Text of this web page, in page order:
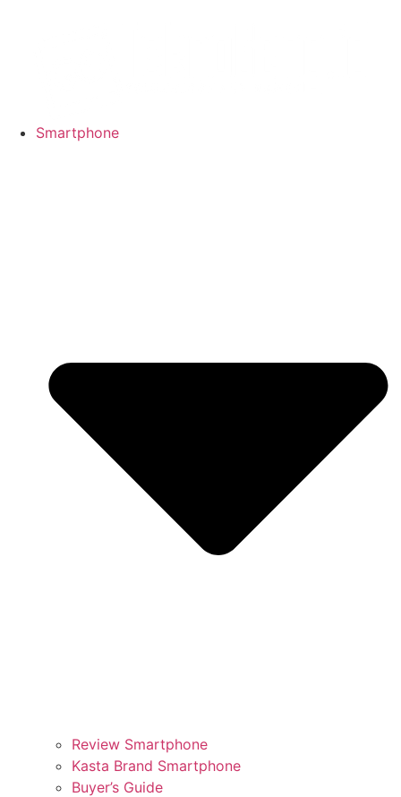
Smartphone
Review Smartphone
Kasta Brand Smartphone
Buyer’s Guide